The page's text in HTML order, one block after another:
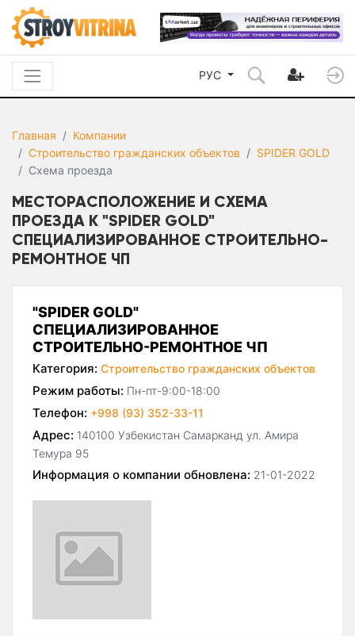
РУС
Главная
Компании
Строительство гражданских объектов
SPIDER GOLD
Схема проезда
МЕСТОРАСПОЛОЖЕНИЕ И СХЕМА
ПРОЕЗДА К "SPIDER GOLD"
СПЕЦИАЛИЗИРОВАННОЕ СТРОИТЕЛЬНО-
РЕМОНТНОЕ ЧП
"SPIDER GOLD"
СПЕЦИАЛИЗИРОВАННОЕ
СТРОИТЕЛЬНО-РЕМОНТНОЕ ЧП
Категория: Строительство гражданских объектов
Режим работы: Пн-пт-9:00-18:00
Телефон: +998 (93) 352-33-11
Адрес: 140100 Узбекистан Самарканд ул. Амира
Темура 95
Информация о компании обновлена: 21-01-2022